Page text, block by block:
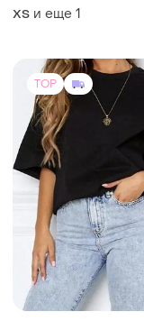
бавовна
ХS и еще 1
TOP